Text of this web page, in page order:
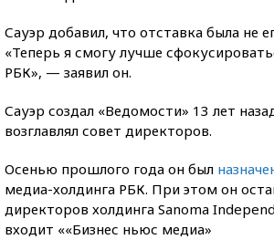
Сауэр добавил, что отставка была не
«Теперь я смогу лучше
РБК», — заявил он.
Сауэр создал «Ведомости» 13 лет
возглавлял совет директоров.
Осенью прошлого года он был
медиа-холдинга РБК. При этом он
директоров холдинга Sanoma
входит ««Бизнес ньюс медиа»